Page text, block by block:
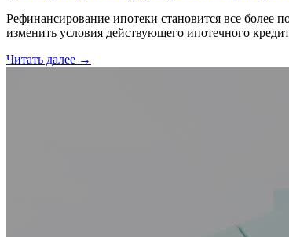
Рефинансирование ипотеки становится все более
изменить условия действующего ипотечного
Читать далее →